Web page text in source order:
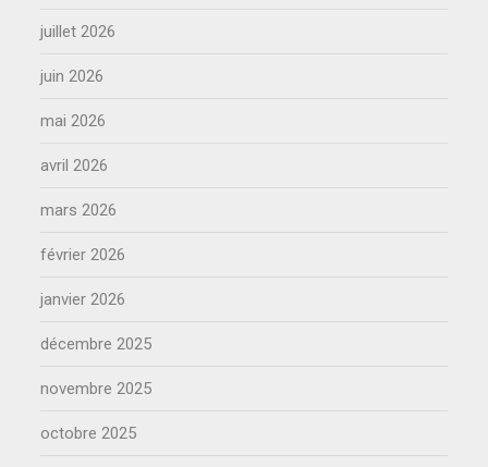
juillet 2026
juin 2026
mai 2026
avril 2026
mars 2026
février 2026
janvier 2026
décembre 2025
novembre 2025
octobre 2025